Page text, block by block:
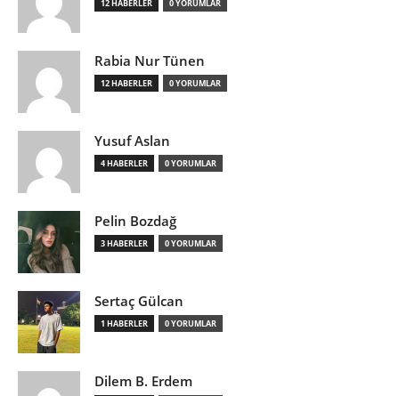
12 HABERLER 0 YORUMLAR
Rabia Nur Tünen
12 HABERLER 0 YORUMLAR
Yusuf Aslan
4 HABERLER 0 YORUMLAR
Pelin Bozdağ
3 HABERLER 0 YORUMLAR
Sertaç Gülcan
1 HABERLER 0 YORUMLAR
Dilem B. Erdem